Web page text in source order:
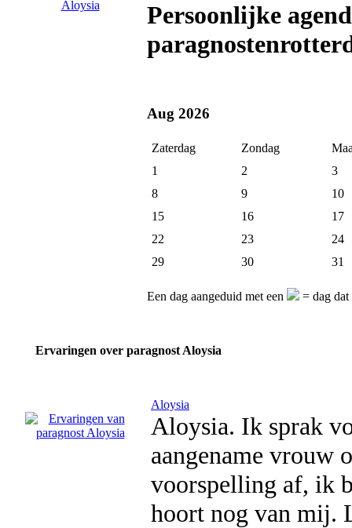
Persoonlijke
Aug 2026
Zaterdag Zondag
1
2
3
8
9
10
15
16
17
22
23
24
29
30 31
Een dag aangeduid met een = dag dat
Ervaringen over paragnost Aloysia
Aloysia
Aloysia. Ik sprak
aangename vrouw
voorspelling af, ik
hoort nog van mij.